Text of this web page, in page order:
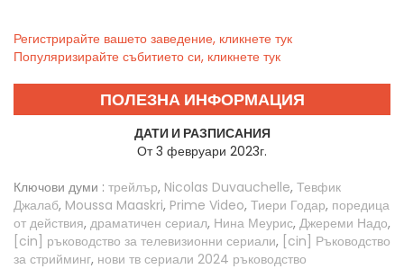
Регистрирайте вашето заведение, кликнете тук
Популяризирайте събитието си, кликнете тук
ПОЛЕЗНА ИНФОРМАЦИЯ
ДАТИ И РАЗПИСАНИЯ
От 3 февруари 2023г.
Ключови думи : трейлър, Nicolas Duvauchelle, Тевфик
Джалаб, Moussa Maaskri, Prime Video, Тиери Годар, поредица
от действия, драматичен сериал, Нина Меурис, Джереми Надо,
[cin] ръководство за телевизионни сериали, [cin] Ръководство
за стрийминг, нови тв сериали 2024 ръководство